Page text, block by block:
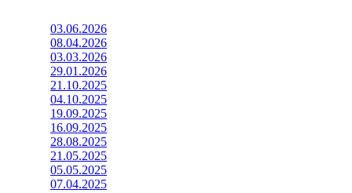
03.06.2026
08.04.2026
03.03.2026
29.01.2026
21.10.2025
04.10.2025
19.09.2025
16.09.2025
28.08.2025
21.05.2025
05.05.2025
07.04.2025